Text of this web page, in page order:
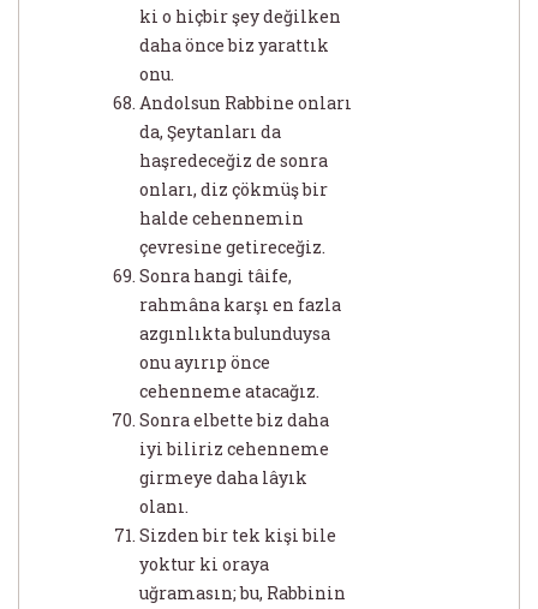
ki o hiçbir şey değilken
daha önce biz yarattık
onu.
Andolsun Rabbine onları
da, Şeytanları da
haşredeceğiz de sonra
onları, diz çökmüş bir
halde cehennemin
çevresine getireceğiz.
Sonra hangi tâife,
rahmâna karşı en fazla
azgınlıkta bulunduysa
onu ayırıp önce
cehenneme atacağız.
Sonra elbette biz daha
iyi biliriz cehenneme
girmeye daha lâyık
olanı.
Sizden bir tek kişi bile
yoktur ki oraya
uğramasın; bu, Rabbinin